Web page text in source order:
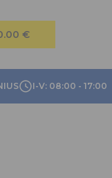
I-V: 08:00 - 17:00